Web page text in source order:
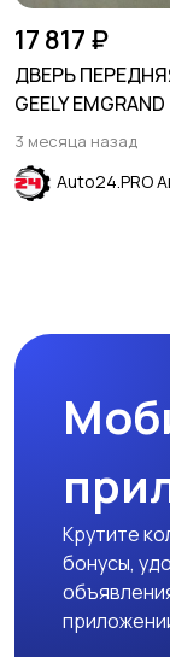
17 817 ₽
ДВЕРЬ
GEELY
2021-
3 месяца назад
Крутите
бонусы,